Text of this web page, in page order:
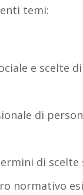
temi:
e scelte
di
di scelte
normativo